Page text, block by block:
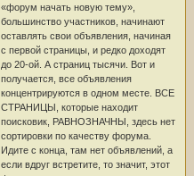
«форум начать новую тему»,
большинство участников, начинают
оставлять свои объявления, начиная
с первой страницы, и редко доходят
до 20-ой. А страниц тысячи. Вот и
получается, все объявления
концентрируются в одном месте. ВСЕ
СТРАНИЦЫ, которые находит
поисковик, РАВНОЗНАЧНЫ, здесь нет
сортировки по качеству форума.
Идите с конца, там нет объявлений, а
если вдруг встретите, то значит, этот